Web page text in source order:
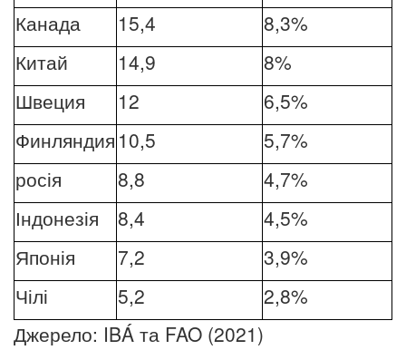
Канада
15,4
8,3%
Китай
14,9
8%
Швеция
12
6,5%
Финляндия 10,5
5,7%
росія
8,8
4,7%
Індонезія
8,4
4,5%
Японія
7,2
3,9%
Чілі
5,2
2,8%
Джерело: IBÁ та FAO (2021)